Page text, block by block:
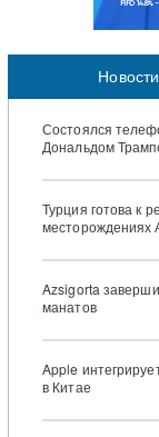
Новости
Состоялся
Дональдом
Турция готова к
месторождениях
Azsigorta
манатов
Apple
в Китае